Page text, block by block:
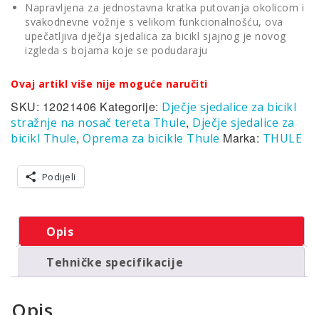
Napravljena za jednostavna kratka putovanja okolicom i
svakodnevne vožnje s velikom funkcionalnošću, ova
upečatljiva dječja sjedalica za bicikl sjajnog je novog
izgleda s bojama koje se podudaraju
Ovaj artikl više nije moguće naručiti
SKU: 12021406 Kategorije: Dječje sjedalice za bicikl
stražnje na nosač tereta Thule, Dječje sjedalice za
bicikl Thule, Oprema za bicikle Thule Marka: THULE
Podijeli
Opis
Tehničke specifikacije